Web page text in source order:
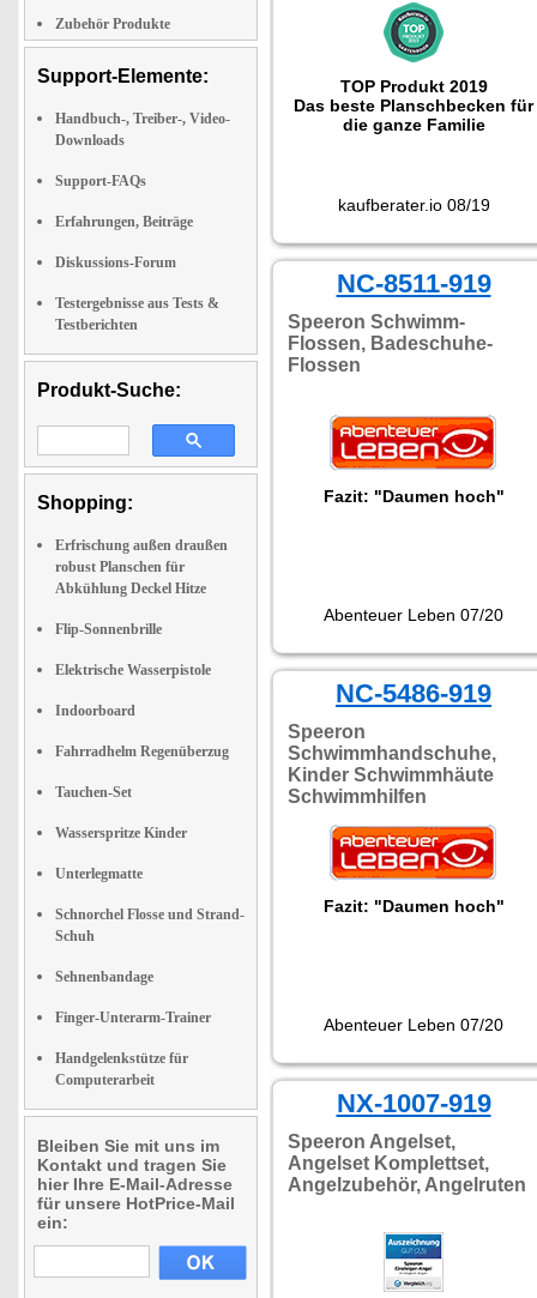
Zubehör Produkte
Support-Elemente:
Handbuch-, Treiber-, Video-
Downloads
Support-FAQs
Erfahrungen, Beiträge
Diskussions-Forum
Testergebnisse aus Tests &
Testberichten
Produkt-Suche:
Shopping:
Erfrischung außen draußen
robust Planschen für
Abkühlung Deckel Hitze
Flip-Sonnenbrille
Elektrische Wasserpistole
Indoorboard
Fahrradhelm Regenüberzug
Tauchen-Set
Wasserspritze Kinder
Unterlegmatte
Schnorchel Flosse und Strand-
Schuh
Sehnenbandage
Finger-Unterarm-Trainer
Handgelenkstütze für
Computerarbeit
Bleiben Sie mit uns im
Kontakt und tragen Sie
hier Ihre E-Mail-Adresse
für unsere HotPrice-Mail
ein:
TOP Produkt 2019
Das beste Planschbecken für
die ganze Familie
kaufberater.io 08/19
NC-8511-919
Speeron Schwimm-
Flossen, Badeschuhe-
Flossen
Fazit: "Daumen hoch"
Abenteuer Leben 07/20
NC-5486-919
Speeron
Schwimmhandschuhe,
Kinder Schwimmhäute
Schwimmhilfen
Fazit: "Daumen hoch"
Abenteuer Leben 07/20
NX-1007-919
Speeron Angelset,
Angelset Komplettset,
Angelzubehör, Angelruten